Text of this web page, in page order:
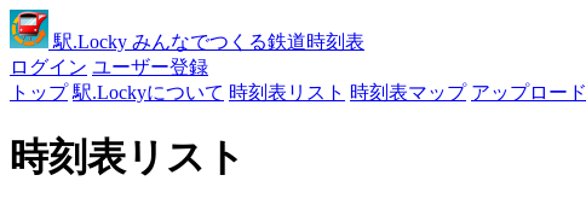
駅.Locky みんなでつくる鉄道時刻表
ログイン ユーザー登録
トップ 駅.Lockyについて 時刻表リスト 時刻表マップ アップロード
時刻表リスト